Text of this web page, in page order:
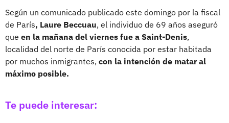
Según un comunicado publicado este domingo por la fiscal
de París, Laure Beccuau, el individuo de 69 años aseguró
que en la mañana del viernes fue a Saint-Denis,
localidad del norte de París conocida por estar habitada
por muchos inmigrantes, con la intención de matar al
máximo posible.
Te puede interesar: